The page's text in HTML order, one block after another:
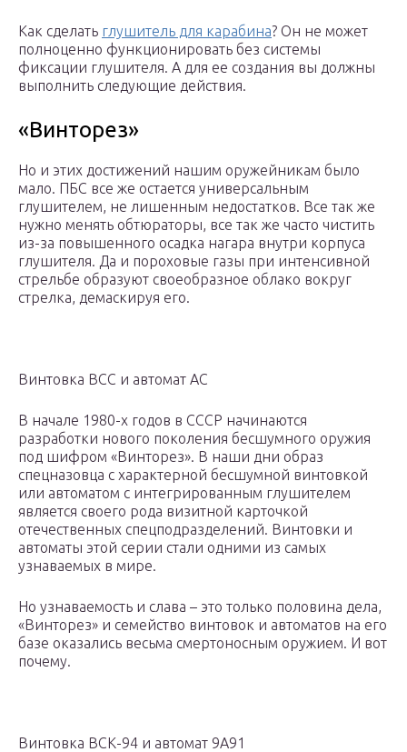
Как сделать глушитель для карабина? Он не может
полноценно функционировать без системы
фиксации глушителя. А для ее создания вы должны
выполнить следующие действия.
«Винторез»
Но и этих достижений нашим оружейникам было
мало. ПБС все же остается универсальным
глушителем, не лишенным недостатков. Все так же
нужно менять обтюраторы, все так же часто чистить
из-за повышенного осадка нагара внутри корпуса
глушителя. Да и пороховые газы при интенсивной
стрельбе образуют своеобразное облако вокруг
стрелка, демаскируя его.
Винтовка ВСС и автомат АС
В начале 1980-х годов в СССР начинаются
разработки нового поколения бесшумного оружия
под шифром «Винторез». В наши дни образ
спецназовца с характерной бесшумной винтовкой
или автоматом с интегрированным глушителем
является своего рода визитной карточкой
отечественных спецподразделений. Винтовки и
автоматы этой серии стали одними из самых
узнаваемых в мире.
Но узнаваемость и слава – это только половина дела,
«Винторез» и семейство винтовок и автоматов на его
базе оказались весьма смертоносным оружием. И вот
почему.
Винтовка ВСК-94 и автомат 9А91